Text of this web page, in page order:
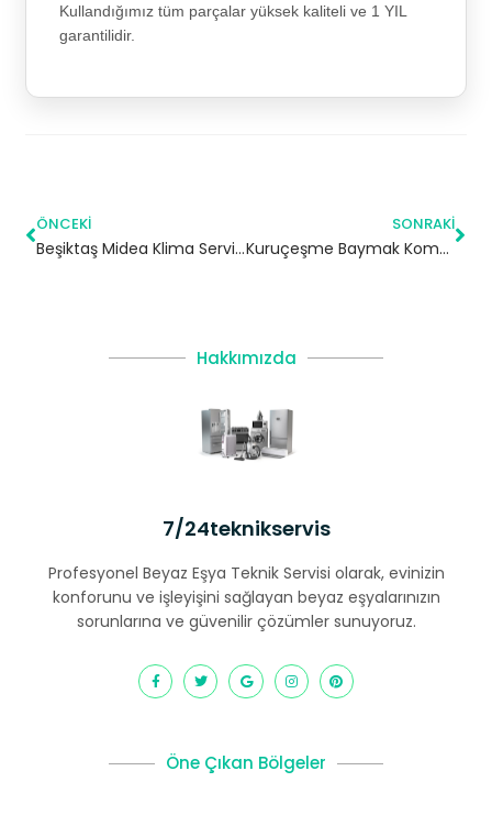
Kullandığımız tüm parçalar yüksek kaliteli ve 1 YIL
garantilidir.
ÖNCEKI
Beşiktaş Midea Klima Servisi – 7/24 Klima Tamiri – Klima Bakımı
SONRAKI
Kuruçeşme Baymak Kombi Servisi – Beşiktaş Yetkili Servis
Hakkımızda
7/24teknikservis
Profesyonel Beyaz Eşya Teknik Servisi olarak, evinizin
konforunu ve işleyişini sağlayan beyaz eşyalarınızın
sorunlarına ve güvenilir çözümler sunuyoruz.
Öne Çıkan Bölgeler